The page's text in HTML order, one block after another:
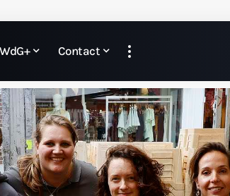
WdG+ Contact